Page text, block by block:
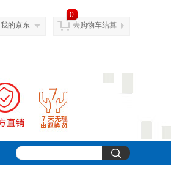
我的京东
0
去购物车结算